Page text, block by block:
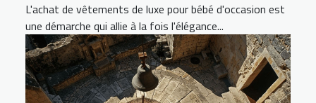
L'achat de vêtements de luxe pour bébé d'occasion est
une démarche qui allie à la fois l'élégance...